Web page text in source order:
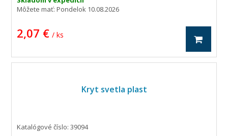
Môžete mať:Pondelok 10.08.2026
2,07 € / ks
Kryt svetla plast
Katalógové číslo: 39094